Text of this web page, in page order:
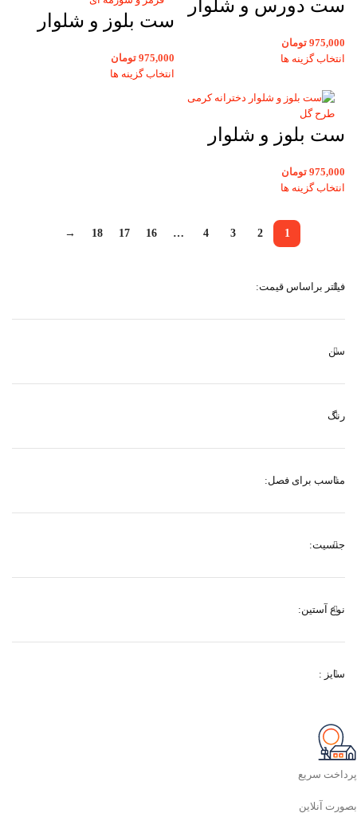
فیلتر براساس قیمت:
سن
رنگ
مناسب برای فصل:
جنسیت:
نوع آستین:
سایز :
ست دورس و شلوار
35و40
975,000 تومان
انتخاب گزینه ها
ست بلوز و شلوار
قرمز و سورمه ای
975,000 تومان
انتخاب گزینه ها
ست بلوز و شلوار
کرمی طرح گل و
975,000 تومان
انتخاب گزینه ها
1
2
3
4
…
16
17
18
→
پرداخت سریع
بصورت آنلاین